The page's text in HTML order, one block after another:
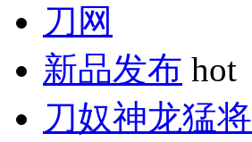
刀网
新品发布 hot
刀奴神龙猛将